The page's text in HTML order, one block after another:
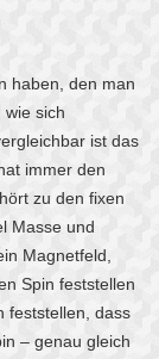
haben, den man
wie sich
ist das
immer den
zu den fixen
Masse und
Magnetfeld,
Spin feststellen
feststellen, dass
– genau gleich